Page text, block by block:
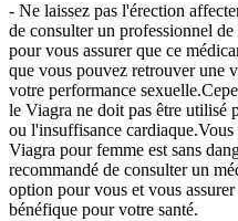
- Ne laissez pas l'érection
de consulter un professionnel
pour vous assurer que ce
que vous pouvez retrouver une
votre performance
le Viagra ne doit pas être utilisé
ou l'insuffisance
Viagra pour femme est sans
recommandé de consulter un
option pour vous et vous
bénéfique pour votre santé.